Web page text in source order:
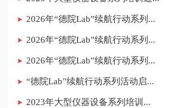
2026年“德院Lab”续航行动系列...
2026年“德院Lab”续航行动系列...
2026年“德院Lab”续航行动系列...
“德院Lab”续航行动系列活动启...
​2023年大型仪器设备系列培训...